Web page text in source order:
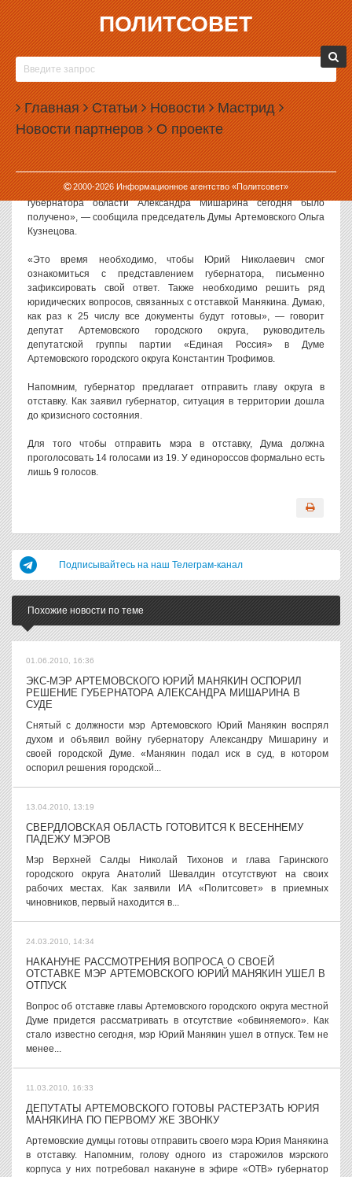
ПОЛИТСОВЕТ
Главная Статьи Новости Мастрид
Новости партнеров О проекте
2000-2026Информационное агентство «Политсовет»
12.03.2010, 12:47
МЭРУ АРТЕМОВСКОГО ЮРИЮ МАНЯКИНУ
ДАЛИ ВРЕМЯ ПОДГОТОВИТЬСЯ К ЗАЩИТЕ
Как заявили ИА «Политсовет» в Думе Артемовского городского
округа, рассмотрение вопроса об отставке Юрия Манякина
отложено до 25 марта.
«25 марта будет проведено плановое заседание Думы, на
котором и будет рассмотрен этот вопрос. Представление от
губернатора области Александра Мишарина сегодня было
получено», — сообщила председатель Думы Артемовского Ольга
Кузнецова.
«Это время необходимо, чтобы Юрий Николаевич смог
ознакомиться с представлением губернатора, письменно
зафиксировать свой ответ. Также необходимо решить ряд
юридических вопросов, связанных с отставкой Манякина. Думаю,
как раз к 25 числу все документы будут готовы», — говорит
депутат Артемовского городского округа, руководитель
депутатской группы партии «Единая Россия» в Думе
Артемовского городского округа Константин Трофимов.
Напомним, губернатор предлагает отправить главу округа в
отставку. Как заявил губернатор, ситуация в территории дошла
до кризисного состояния.
Для того чтобы отправить мэра в отставку, Дума должна
проголосовать 14 голосами из 19. У единороссов формально есть
лишь 9 голосов.
Подписывайтесь на наш Телеграм-канал
Похожие новости по теме
01.06.2010, 16:36
ЭКС-МЭР АРТЕМОВСКОГО ЮРИЙ МАНЯКИН ОСПОРИЛ
РЕШЕНИЕ ГУБЕРНАТОРА АЛЕКСАНДРА МИШАРИНА В
СУДЕ
Снятый с должности мэр Артемовского Юрий Манякин воспрял
духом и объявил войну губернатору Александру Мишарину и
своей городской Думе. «Манякин подал иск в суд, в котором
оспорил решения городской...
13.04.2010, 13:19
СВЕРДЛОВСКАЯ ОБЛАСТЬ ГОТОВИТСЯ К ВЕСЕННЕМУ
ПАДЕЖУ МЭРОВ
Мэр Верхней Салды Николай Тихонов и глава Гаринского
городского округа Анатолий Шевалдин отсутствуют на своих
рабочих местах. Как заявили ИА «Политсовет» в приемных
чиновников, первый находится в...
24.03.2010, 14:34
НАКАНУНЕ РАССМОТРЕНИЯ ВОПРОСА О СВОЕЙ
ОТСТАВКЕ МЭР АРТЕМОВСКОГО ЮРИЙ МАНЯКИН УШЕЛ В
ОТПУСК
Вопрос об отставке главы Артемовского городского округа местной
Думе придется рассматривать в отсутствие «обвиняемого». Как
стало известно сегодня, мэр Юрий Манякин ушел в отпуск. Тем не
менее...
11.03.2010, 16:33
ДЕПУТАТЫ АРТЕМОВСКОГО ГОТОВЫ РАСТЕРЗАТЬ ЮРИЯ
МАНЯКИНА ПО ПЕРВОМУ ЖЕ ЗВОНКУ
Артемовские думцы готовы отправить своего мэра Юрия Манякина
в отставку. Напомним, голову одного из старожилов мэрского
корпуса у них потребовал накануне в эфире «ОТВ» губернатор